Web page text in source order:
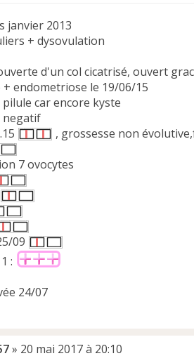
janvier 2013
+ dysovulation
d'un col cicatrisé, ouvert
endometriose le 19/06/15
car encore kyste
negatif
, grossesse non
7 ovocytes
09
:
24/07
» 20 mai 2017 à 20:10